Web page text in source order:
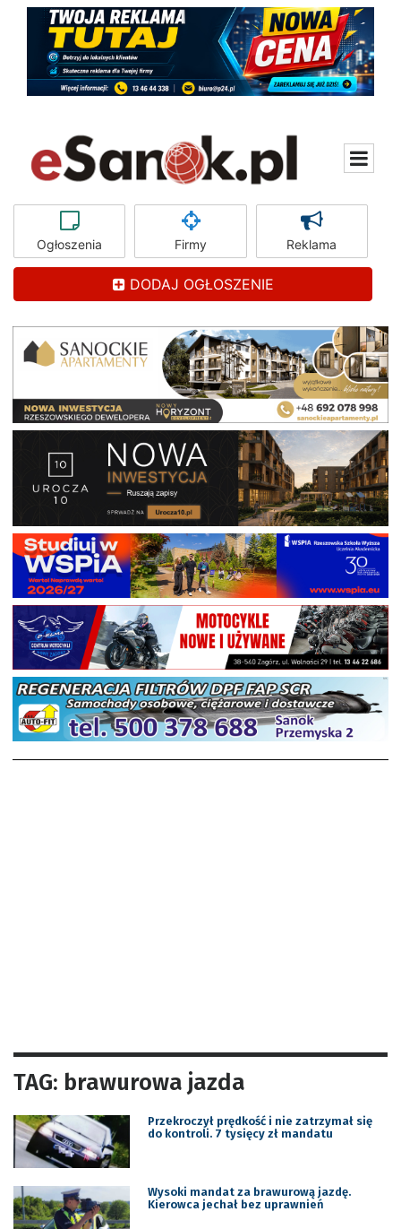
Ogłoszenia Firmy Reklama
DODAJ OGŁOSZENIE
TAG: brawurowa jazda
Przekroczył prędkość i nie zatrzymał się
do kontroli. 7 tysięcy zł mandatu
Wysoki mandat za brawurową jazdę.
Kierowca jechał bez uprawnień